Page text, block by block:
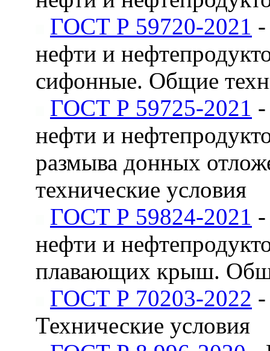
ГОСТ Р 59720-2021
нефти и
сифонные. Общие
ГОСТ Р 59725-2021
нефти и
размыва донных
технические условия
ГОСТ Р 59824-2021
нефти и
плавающих крыш.
ГОСТ Р 70203-2022
Технические условия